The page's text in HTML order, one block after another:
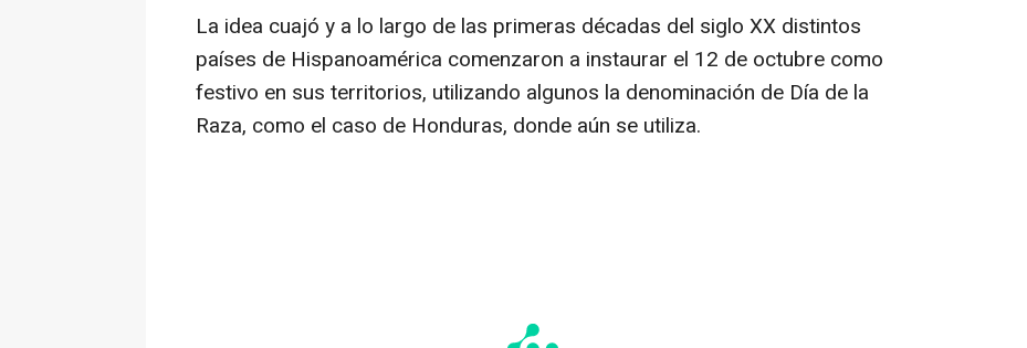
La idea cuajó y a lo largo de las primeras décadas del siglo XX distintos
países de Hispanoamérica comenzaron a instaurar el 12 de octubre como
festivo en sus territorios, utilizando algunos la denominación de Día de la
Raza, como el caso de Honduras, donde aún se utiliza.